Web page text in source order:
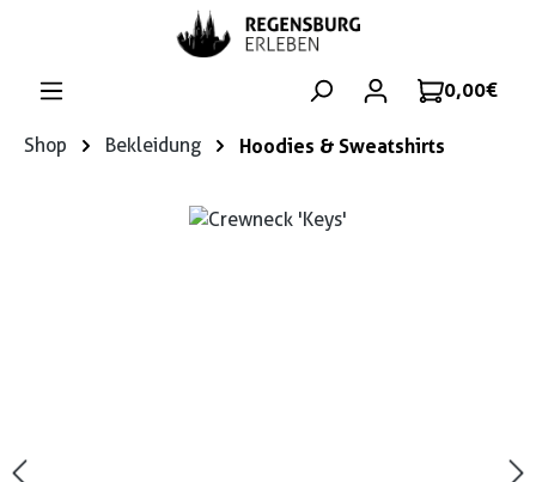
Zum Hauptinhalt springen
0,00 €
Shop Bekleidung Hoodies & Sweatshirts
Bildergalerie überspringen